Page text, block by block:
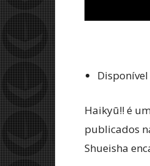
Haikyū!! é
publicados
Shueisha